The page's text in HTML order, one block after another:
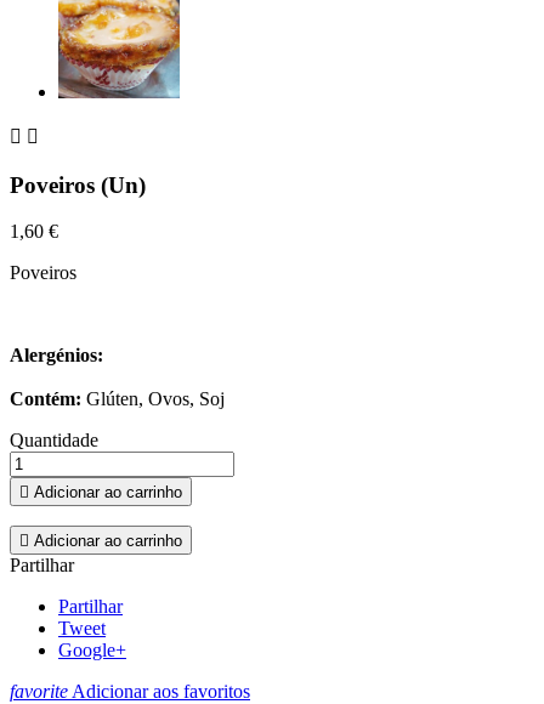
 
Poveiros (Un)
1,60 €
Poveiros
Alergénios:
Contém: Glúten, Ovos, Soj
Quantidade
 Adicionar ao carrinho
 Adicionar ao carrinho
Partilhar
Partilhar
Tweet
Google+
favoriteAdicionar aos favoritos